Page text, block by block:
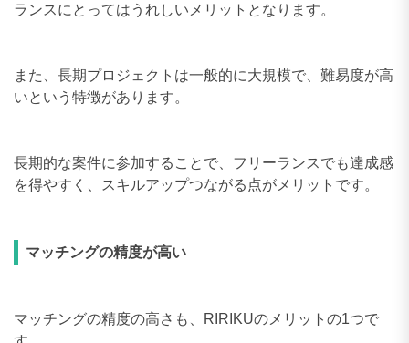
ランスにとってはうれしいメリットとなります。
また、長期プロジェクトは一般的に大規模で、難易度が高
いという特徴があります。
長期的な案件に参加することで、フリーランスでも達成感
を得やすく、スキルアップつながる点がメリットです。
マッチングの精度が高い
マッチングの精度の高さも、RIRIKUのメリットの1つで